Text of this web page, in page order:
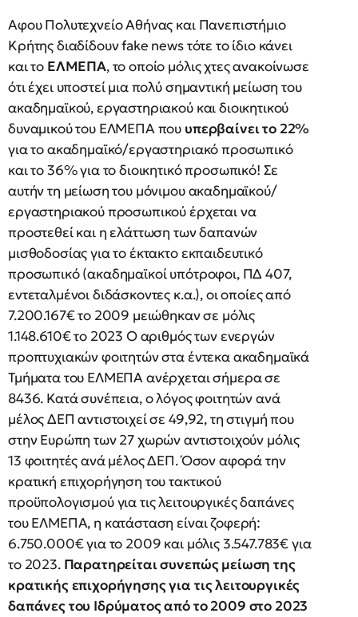
Αφου Πολυτεχνείο Αθήνας και Πανεπιστήμιο
Κρήτης διαδίδουν fake news τότε το ίδιο κάνει
και το ΕΛΜΕΠΑ, το οποίο μόλις χτες ανακοίνωσε
ότι έχει υποστεί μια πολύ σημαντική μείωση του
ακαδημαϊκού, εργαστηριακού και διοικητικού
δυναμικού του ΕΛΜΕΠΑ που υπερβαίνει το 22%
για το ακαδημαϊκό/εργαστηριακό προσωπικό
και το 36% για το διοικητικό προσωπικό! Σε
αυτήν τη μείωση του μόνιμου ακαδημαϊκού/
εργαστηριακού προσωπικού έρχεται να
προστεθεί και η ελάττωση των δαπανών
μισθοδοσίας για το έκτακτο εκπαιδευτικό
προσωπικό (ακαδημαϊκοί υπότροφοι, ΠΔ 407,
εντεταλμένοι διδάσκοντες κ.α.), οι οποίες από
7.200.167€ το 2009 μειώθηκαν σε μόλις
1.148.610€ το 2023 Ο αριθμός των ενεργών
προπτυχιακών φοιτητών στα έντεκα ακαδημαϊκά
Τμήματα του ΕΛΜΕΠΑ ανέρχεται σήμερα σε
8436. Κατά συνέπεια, ο λόγος φοιτητών ανά
μέλος ΔΕΠ αντιστοιχεί σε 49,92, τη στιγμή που
στην Ευρώπη των 27 χωρών αντιστοιχούν μόλις
13 φοιτητές ανά μέλος ΔΕΠ. Όσον αφορά την
κρατική επιχορήγηση του τακτικού
προϋπολογισμού για τις λειτουργικές δαπάνες
του ΕΛΜΕΠΑ, η κατάσταση είναι ζοφερή:
6.750.000€ για το 2009 και μόλις 3.547.783€ για
το 2023. Παρατηρείται συνεπώς μείωση της
κρατικής επιχορήγησης για τις λειτουργικές
δαπάνες του Ιδρύματος από το 2009 στο 2023